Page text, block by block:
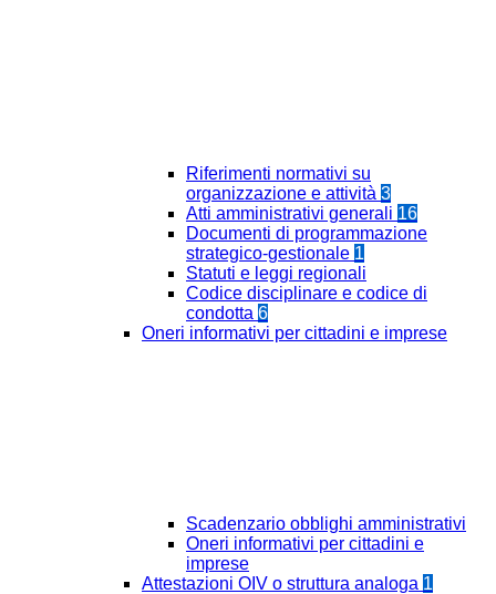
Riferimenti normativi su
organizzazione e attività 3
Atti amministrativi generali 16
Documenti di programmazione
strategico-gestionale 1
Statuti e leggi regionali
Codice disciplinare e codice di
condotta 6
Oneri informativi per cittadini e imprese
Scadenzario obblighi amministrativi
Oneri informativi per cittadini e
imprese
Attestazioni OIV o struttura analoga 1